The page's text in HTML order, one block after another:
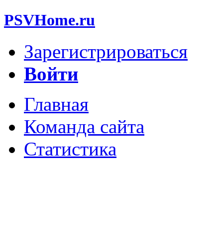
PSVHome.ru
Зарегистрироваться
Войти
Главная
Команда сайта
Статистика